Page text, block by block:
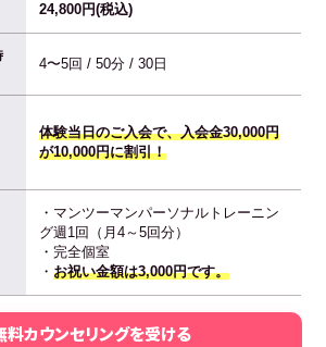
24,800円(税込)
4〜5回 / 50分 / 30日
体験当日のご入会で、入会金30,000円
が10,000円に割引！
・マンツーマンパーソナルトレーニン
グ週1回（月4～5回分）
・完全個室
・お祝い金額は3,000円です。
料カウンセリングを受ける